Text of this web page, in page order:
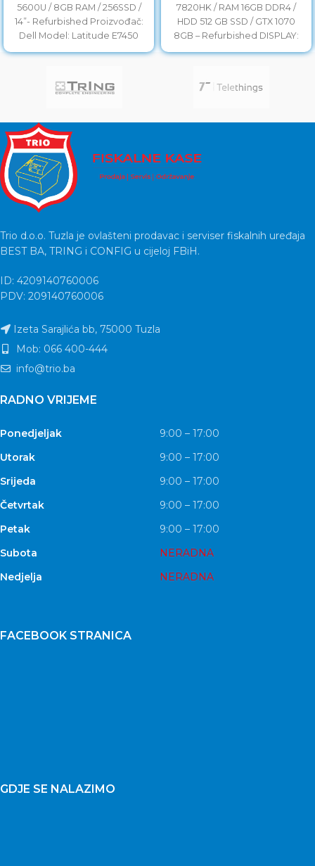
5600U / 8GB RAM / 256SSD /
14”- Refurbished Proizvođač:
Dell Model: Latitude E7450
Procesor: i7-5600U
7820HK / RAM 16GB DDR4 /
HDD 512 GB SSD / GTX 1070
8GB – Refurbished DISPLAY:
Trio d.o.o. Tuzla je ovlašteni prodavac i serviser fiskalnih uređaja
BEST BA, TRING i CONFIG u cijeloj FBiH.
ID: 4209140760006
PDV: 209140760006
Izeta Sarajlića bb, 75000 Tuzla
Mob: 066 400-444
info@trio.ba
RADNO VRIJEME
Ponedjeljak
9:00 – 17:00
Utorak
9:00 – 17:00
Srijeda
9:00 – 17:00
Četvrtak
9:00 – 17:00
Petak
9:00 – 17:00
Subota
NERADNA
Nedjelja
NERADNA
FACEBOOK STRANICA
GDJE SE NALAZIMO